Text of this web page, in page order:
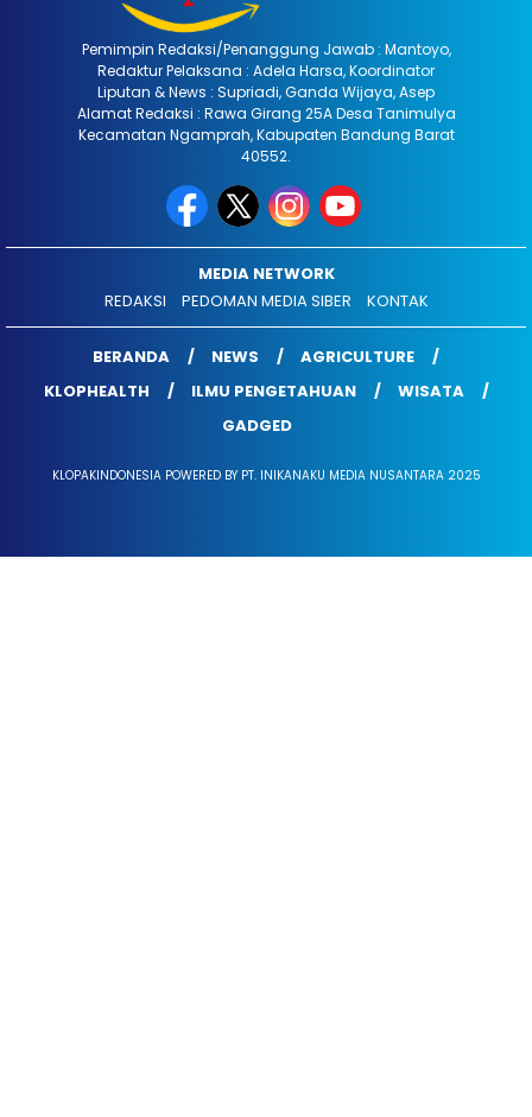
Pemimpin Redaksi/Penanggung Jawab : Mantoyo,
Redaktur Pelaksana : Adela Harsa, Koordinator
Liputan & News : Supriadi, Ganda Wijaya, Asep
Alamat Redaksi : Rawa Girang 25A Desa Tanimulya
Kecamatan Ngamprah, Kabupaten Bandung Barat
40552.
MEDIA NETWORK
REDAKSI
PEDOMAN MEDIA SIBER KONTAK
BERANDA NEWS
AGRICULTURE
KLOPHEALTH
ILMU PENGETAHUAN
WISATA
GADGED
KLOPAKINDONESIA POWERED BY PT. INIKANAKU MEDIA NUSANTARA 2025